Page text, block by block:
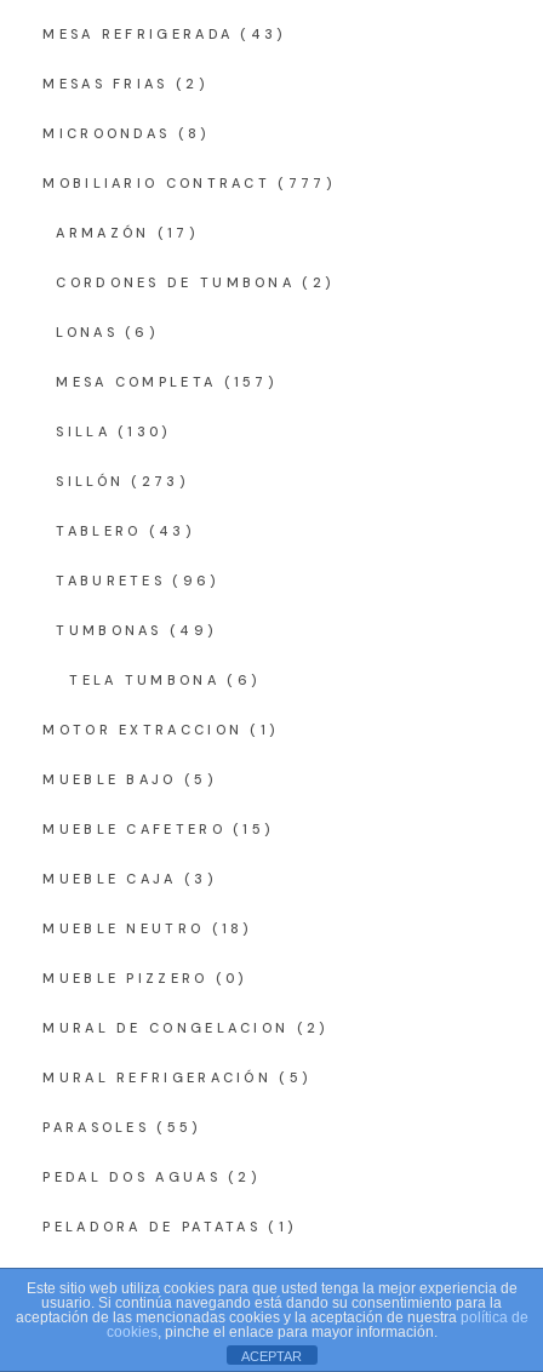
MESA REFRIGERADA (43)
MESAS FRIAS (2)
MICROONDAS (8)
MOBILIARIO CONTRACT (777)
ARMAZÓN (17)
CORDONES DE TUMBONA (2)
LONAS (6)
MESA COMPLETA (157)
SILLA (130)
SILLÓN (273)
TABLERO (43)
TABURETES (96)
TUMBONAS (49)
TELA TUMBONA (6)
MOTOR EXTRACCION (1)
MUEBLE BAJO (5)
MUEBLE CAFETERO (15)
MUEBLE CAJA (3)
MUEBLE NEUTRO (18)
MUEBLE PIZZERO (0)
MURAL DE CONGELACION (2)
MURAL REFRIGERACIÓN (5)
PARASOLES (55)
PEDAL DOS AGUAS (2)
PELADORA DE PATATAS (1)
PIES MESA (4)
Este sitio web utiliza cookies para que usted tenga la mejor experiencia de
usuario. Si continúa navegando está dando su consentimiento para la
aceptación de las mencionadas cookies y la aceptación de nuestra política de
cookies, pinche el enlace para mayor información.
ACEPTAR